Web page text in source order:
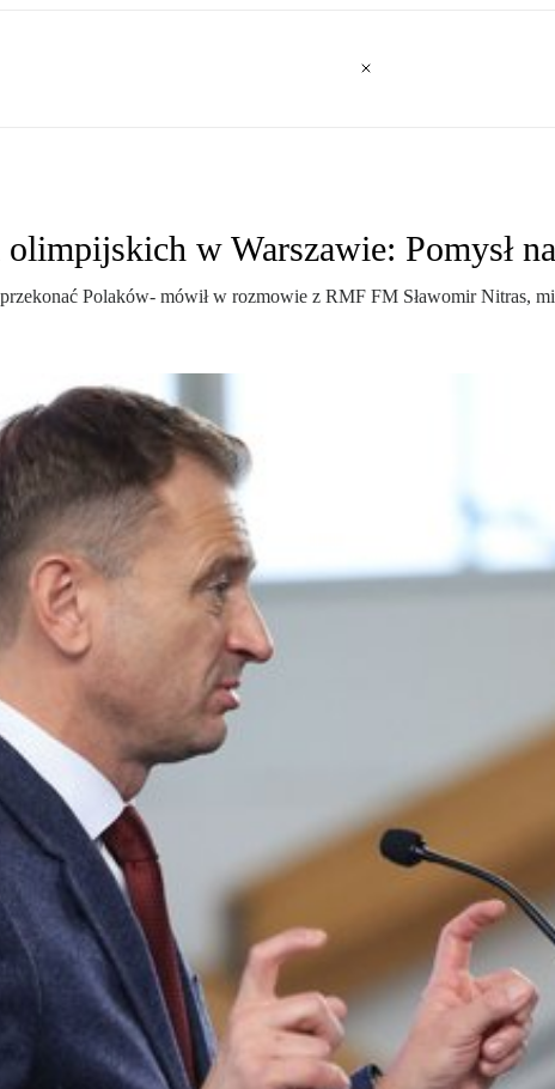
w Warszawie: Pomysł
Polaków- mówił w rozmowie z RMF FM Sławomir Nitras,